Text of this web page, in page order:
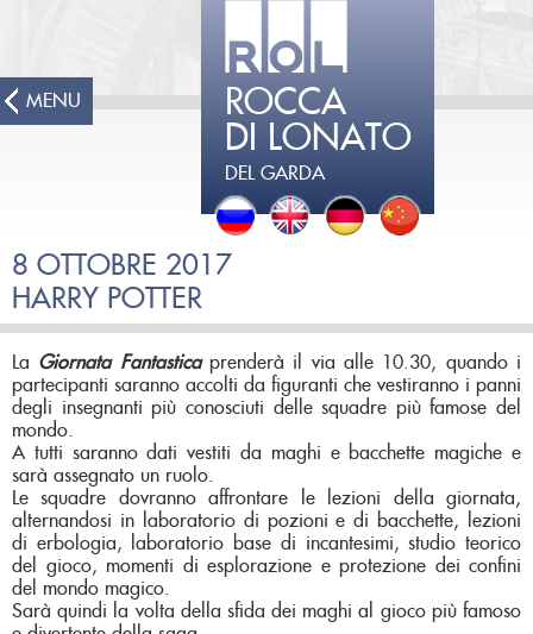
ROCCA
DI LONATO
DEL GARDA
MENU
8 OTTOBRE 2017
HARRY POTTER
La GiornataFantastica prenderà il via alle 10.30, quando i
partecipanti saranno accolti da figuranti che vestiranno i panni
degli insegnanti più conosciuti delle squadre più famose del
mondo.
A tutti saranno dati vestiti da maghi e bacchette magiche e
sarà assegnato un ruolo.
Le squadre dovranno affrontare le lezioni della giornata,
alternandosi in laboratorio di pozioni e di bacchette, lezioni
di erbologia, laboratorio base di incantesimi, studio teorico
del gioco, momenti di esplorazione e protezione dei confini
del mondo magico.
Sarà quindi la volta della sfida dei maghi al gioco più famoso